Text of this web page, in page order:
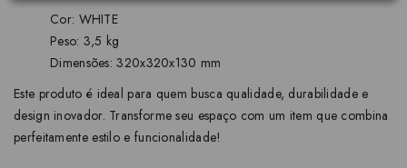
Cor: WHITE
Peso: 3,5 kg
Dimensões: 320x320x130 mm
Este produto é ideal para quem busca qualidade, durabilidade e
design inovador. Transforme seu espaço com um item que combina
perfeitamente estilo e funcionalidade!